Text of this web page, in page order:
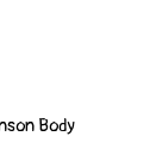
Body